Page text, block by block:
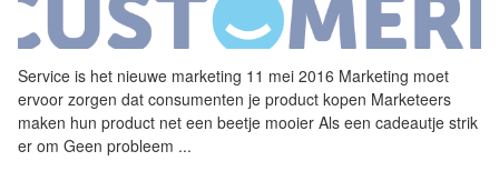
Service is het nieuwe marketing 11 mei 2016 Marketing moet
ervoor zorgen dat consumenten je product kopen Marketeers
maken hun product net een beetje mooier Als een cadeautje strik
er om Geen probleem ...